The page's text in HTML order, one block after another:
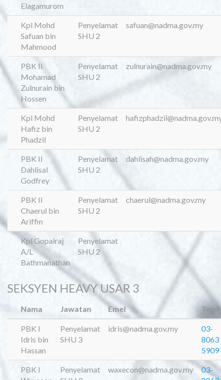
Elagamurom
Kpl Mohd
Safuan bin
Mahmood
Penyelamat
SHU 2
safuan@nadma.gov.my
PBK II
Mohamad
Zulnurain bin
Hossen
Penyelamat
SHU 2
zulnurain@nadma.gov.my
Kpl Mohd
Hafiz bin
Phadzil
Penyelamat
SHU 2
PBK II
Dahlisal
Godfrey
Penyelamat
SHU 2
dahlisah@nadma.gov.my
PBK II
Chaerul bin
Ariffin
Penyelamat
SHU 2
chaerul@nadma.gov.my
Kpl Gopalraj
A/L
Bathmanathan
Penyelamat
SHU 2
SEKSYEN HEAVY USAR 3
Nama Jawatan Emel
PBK I
Idris bin
Hassan
Penyelamat
SHU 3
idris@nadma.gov.my
03-
8063
5909
PBK I
Penyelamat
waxecon@nadma.gov.my
03-